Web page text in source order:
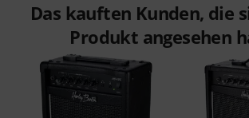
Das kauften Kunden, die
Produkt angesehen